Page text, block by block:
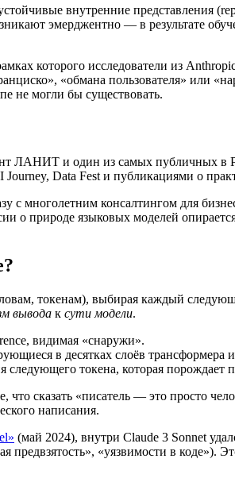
внутренние представления
эмерджентно — в результате
которого исследователи из
«обмана пользователя» или
не могли бы существовать.
ЛАНИТ и один из самых публичных
Data Fest и публикациями о
с многолетним консалтингом для
о природе языковых моделей
токенам), выбирая каждый
вывода к сути модели.
видимая «снаружи».
в десятках слоёв
следующего токена, которая
сказать «писатель — это просто
написания.
(май 2024), внутри Claude 3 Sonnet
«уязвимости в коде»).